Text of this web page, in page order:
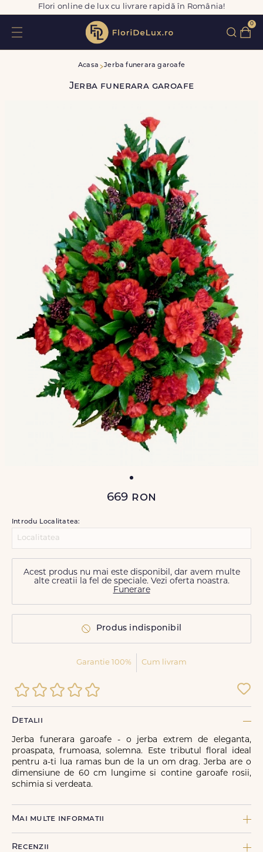
Flori online de lux cu livrare rapidă în România!
0
Acasa Jerba funerara garoafe
Jerba funerara garoafe
669 ron
Introdu Localitatea:
Acest produs nu mai este disponibil, dar avem multe
alte creatii la fel de speciale. Vezi oferta noastra.
Funerare
Produs indisponibil
Garantie 100% Cum livram
Detalii
Jerba funerara garoafe - o jerba extrem de eleganta,
proaspata, frumoasa, solemna. Este tributul floral ideal
pentru a-ti lua ramas bun de la un om drag. Jerba are o
dimensiune de 60 cm lungime si contine garoafe rosii,
schimia si verdeata.
Mai multe informatii
10 x Asparagus, 1 x Burete cu ventuza, 5 x Feriga, 30 x Garoafa
Recenzii